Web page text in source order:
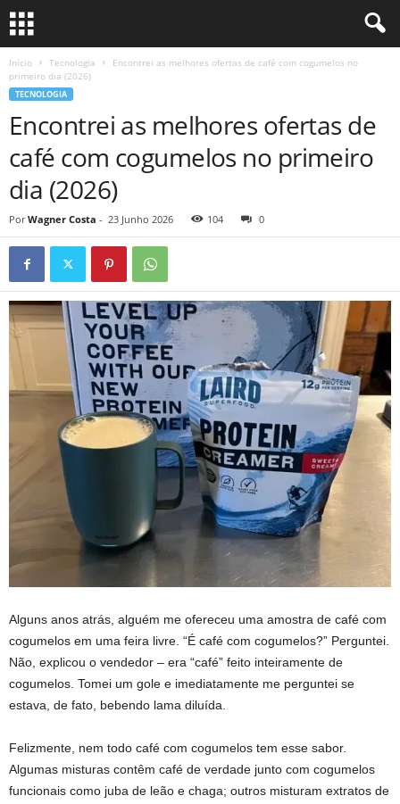
Início Tecnologia
Encontrei as melhores ofertas de café com cogumelos no
primeiro dia (2026)
TECNOLOGIA
Encontrei as melhores ofertas de
café com cogumelos no primeiro
dia (2026)
Por Wagner Costa - 23 Junho 2026 104 0
Alguns anos atrás, alguém me ofereceu uma amostra de café com
cogumelos em uma feira livre. “É café com cogumelos?” Perguntei.
Não, explicou o vendedor – era “café” feito inteiramente de
cogumelos. Tomei um gole e imediatamente me perguntei se
estava, de fato, bebendo lama diluída.
Felizmente, nem todo café com cogumelos tem esse sabor.
Algumas misturas contêm café de verdade junto com cogumelos
funcionais como juba de leão e chaga; outros misturam extratos de